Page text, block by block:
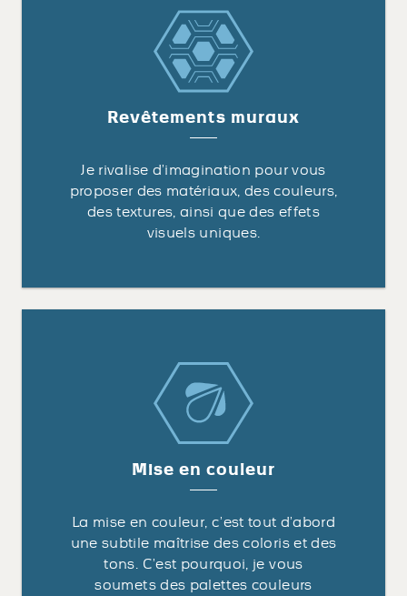
Revêtements muraux
Je rivalise d’imagination pour vous
proposer des matériaux, des couleurs,
des textures, ainsi que des effets
visuels uniques.
Mise en couleur
La mise en couleur, c’est tout d’abord
une subtile maîtrise des coloris et des
tons. C’est pourquoi, je vous
soumets des palettes couleurs